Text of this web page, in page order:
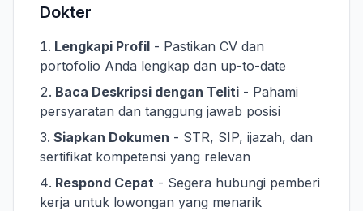
Dokter
Lengkapi Profil - Pastikan CV dan
portofolio Anda lengkap dan up-to-date
Baca Deskripsi dengan Teliti - Pahami
persyaratan dan tanggung jawab posisi
Siapkan Dokumen - STR, SIP, ijazah, dan
sertifikat kompetensi yang relevan
Respond Cepat - Segera hubungi pemberi
kerja untuk lowongan yang menarik